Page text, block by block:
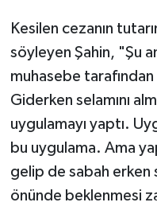
Kesilen cezanın
söyleyen Şahin, "Şu
muhasebe
Giderken selamını
uygulamayı yaptı.
bu uygulama. Ama
gelip de sabah erken
önünde beklenmesi